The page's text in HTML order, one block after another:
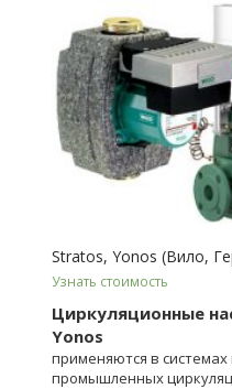
Stratos, Yonos (Вило,
Узнать стоимость
Циркуляционные
Yonos
применяются в
промышленных